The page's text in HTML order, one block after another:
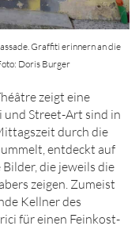
Graffiti erinnern an die
Doris Burger
zeigt eine
Street-Art sind in
durch die
entdeckt auf
die jeweils die
zeigen. Zumeist
Kellner des
für einen Feinkost-